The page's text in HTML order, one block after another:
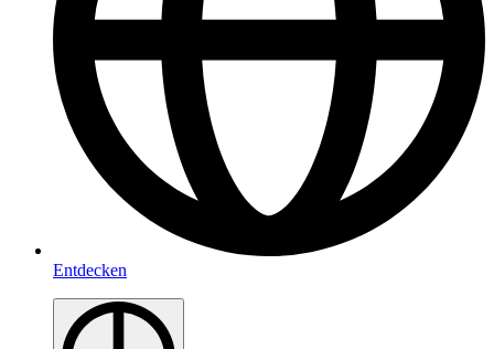
Entdecken